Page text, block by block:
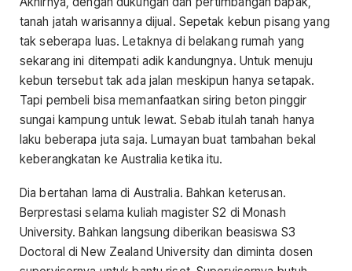
tanah jatah warisannya dijual. Sepetak kebun pisang yang
tak seberapa luas. Letaknya di belakang rumah yang
sekarang ini ditempati adik kandungnya. Untuk menuju
kebun tersebut tak ada jalan meskipun hanya setapak.
Tapi pembeli bisa memanfaatkan siring beton pinggir
sungai kampung untuk lewat. Sebab itulah tanah hanya
laku beberapa juta saja. Lumayan buat tambahan bekal
keberangkatan ke Australia ketika itu.
Dia bertahan lama di Australia. Bahkan keterusan.
Berprestasi selama kuliah magister S2 di Monash
University. Bahkan langsung diberikan beasiswa S3
Doctoral di New Zealand University dan diminta dosen